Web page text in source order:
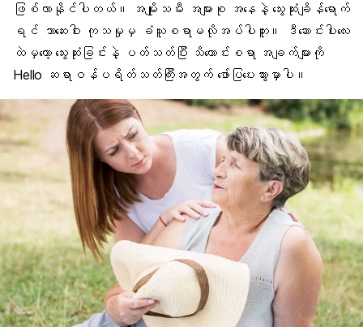
ဖြစ်လာနိုင်ပါတယ်။ အမျိုးသမီး အများစု အနေနဲ့ သွေးဆုံးချိန်ရောက်
ရင် ဘာဆေးဝါး ကုသမှုမှ ခံယူစရာမလိုအပ်ပါဘူး။ ဒီဆောင်းပါးလေး
ထဲမှတော့ သွေးဆုံးခြင်းနဲ့ ပတ်သတ်ပြီး သိကောင်းစရာ အချက်များကို
Hello ဆရာဝန်ပရိတ်သတ်ကြီးအတွက် ဖော်ပြပေးသွားမှာပါ။